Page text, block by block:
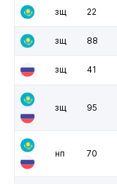
зщ 22
зщ 88
зщ 41
зщ 95
нп 70